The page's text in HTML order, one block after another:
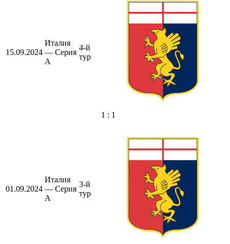
15.09.2024
Италия
— Серия
А
4-й
тур
1 : 1
01.09.2024
Италия
— Серия
А
3-й
тур